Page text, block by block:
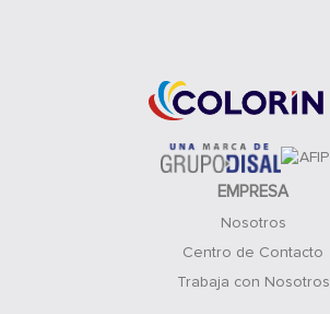
EMPRESA
Nosotros
Centro de Contacto
Trabaja con Nosotros